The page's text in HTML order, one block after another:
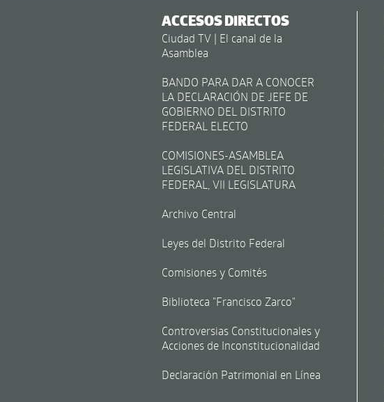
ACCESOS DIRECTOS
Ciudad TV | El canal de la
Asamblea
BANDO PARA DAR A CONOCER
LA DECLARACIÓN DE JEFE DE
GOBIERNO DEL DISTRITO
FEDERAL ELECTO
COMISIONES-ASAMBLEA
LEGISLATIVA DEL DISTRITO
FEDERAL, VII LEGISLATURA
Archivo Central
Leyes del Distrito Federal
Comisiones y Comités
Biblioteca "Francisco Zarco"
Controversias Constitucionales y
Acciones de Inconstitucionalidad
Declaración Patrimonial en Línea